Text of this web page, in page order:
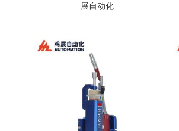
展自动化